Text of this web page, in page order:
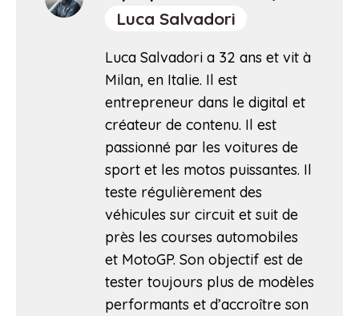
Luca Salvadori
Luca Salvadori a 32 ans et vit à
Milan, en Italie. Il est
entrepreneur dans le digital et
créateur de contenu. Il est
passionné par les voitures de
sport et les motos puissantes. Il
teste régulièrement des
véhicules sur circuit et suit de
près les courses automobiles
et MotoGP. Son objectif est de
tester toujours plus de modèles
performants et d’accroître son